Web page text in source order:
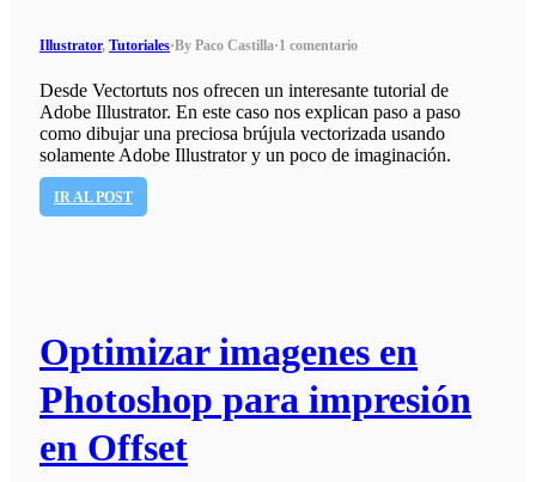
Illustrator, Tutoriales·By Paco Castilla·1 comentario
Desde Vectortuts nos ofrecen un interesante tutorial de
Adobe Illustrator. En este caso nos explican paso a paso
como dibujar una preciosa brújula vectorizada usando
solamente Adobe Illustrator y un poco de imaginación.
IR AL POST
Optimizar imagenes en
Photoshop para impresión
en Offset